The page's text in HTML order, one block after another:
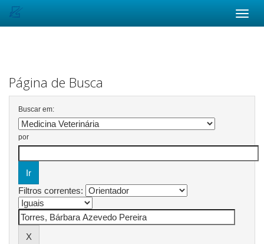
Página de Busca
Buscar em:
por
Filtros correntes: